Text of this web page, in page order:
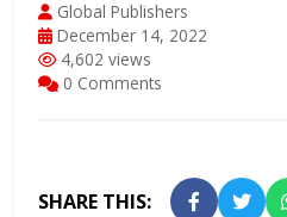
Global Publishers
December 14, 2022
4,602 views
0 Comments
SHARE THIS: